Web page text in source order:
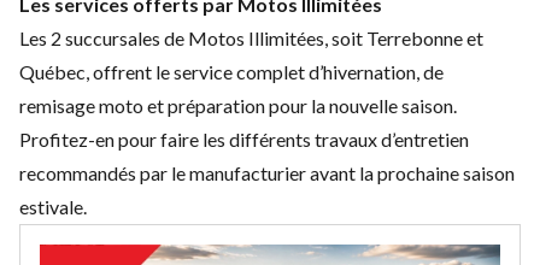
Les 2 succursales de Motos Illimitées, soit Terrebonne et
Québec, offrent leservice completd’hivernation, de
remisage moto et préparation pour la nouvelle saison.
Profitez-en pour faire les différents travaux d’entretien
recommandés par le manufacturier avant la prochaine saison
estivale.